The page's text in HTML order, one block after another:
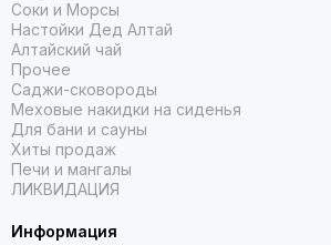
Соки и Морсы
Настойки Дед Алтай
Алтайский чай
Прочее
Саджи-сковороды
Меховые накидки на сиденья
Для бани и сауны
Хиты продаж
Печи и мангалы
ЛИКВИДАЦИЯ
Информация